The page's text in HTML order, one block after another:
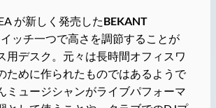
が新しく発売したBEKANT
ッチ一つで高さを調節することが
用デスク。元々は長時間オフィスワ
ために作られたものではあるようで
ミュージシャンがライブパフォーマ